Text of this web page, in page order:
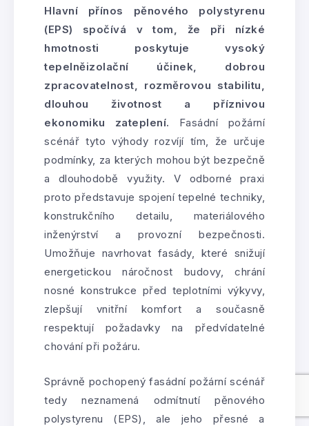
Hlavní přínos pěnového polystyrenu
(EPS) spočívá v tom, že při nízké
hmotnosti poskytuje vysoký
tepelněizolační účinek, dobrou
zpracovatelnost, rozměrovou stabilitu,
dlouhou životnost a příznivou
ekonomiku zateplení. Fasádní požární
scénář tyto výhody rozvíjí tím, že určuje
podmínky, za kterých mohou být bezpečně
a dlouhodobě využity. V odborné praxi
proto představuje spojení tepelné techniky,
konstrukčního detailu, materiálového
inženýrství a provozní bezpečnosti.
Umožňuje navrhovat fasády, které snižují
energetickou náročnost budovy, chrání
nosné konstrukce před teplotními výkyvy,
zlepšují vnitřní komfort a současně
respektují požadavky na předvídatelné
chování při požáru.
Správně pochopený fasádní požární scénář
tedy neznamená odmítnutí pěnového
polystyrenu (EPS), ale jeho přesné a